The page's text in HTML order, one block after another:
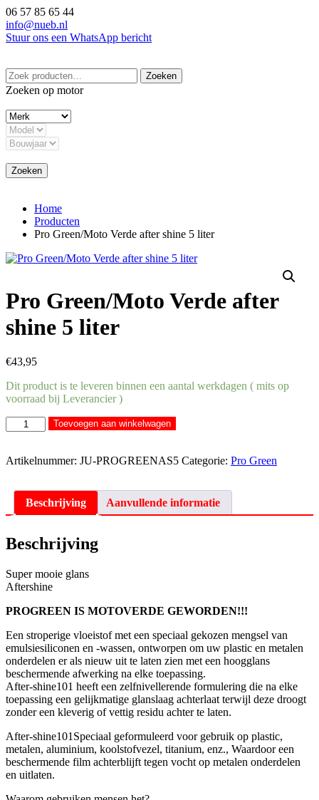
Ga
naar
de
06 57 85 65 44
info@nueb.nl
Stuur ons een WhatsApp bericht
Zoeken
naar:
Zoeken
Zoeken op motor
Zoeken
Home
Producten
Pro Green/Moto Verde after shine 5 liter
Pro Green/Moto Verde after
shine 5 liter
€43,95
Dit product is te leveren binnen een aantal werkdagen ( mits op
voorraad bij Leverancier )
Green/Moto
after
aantal
Toevoegen aan winkelwagen
Artikelnummer: JU-PROGREENAS5 Categorie: Pro Green
Beschrijving Aanvullende informatie
Beschrijving
Super mooie glans
Aftershine
PROGREEN IS MOTOVERDE GEWORDEN!!!
Een stroperige vloeistof met een speciaal gekozen mengsel van
emulsiesiliconen en -wassen, ontworpen om uw plastic en metalen
onderdelen er als nieuw uit te laten zien met een hoogglans
beschermende afwerking na elke toepassing.
After-shine101 heeft een zelfnivellerende formulering die na elke
toepassing een gelijkmatige glanslaag achterlaat terwijl deze droogt
zonder een kleverig of vettig residu achter te laten.
After-shine101Speciaal geformuleerd voor gebruik op plastic,
metalen, aluminium, koolstofvezel, titanium, enz., Waardoor een
beschermende film achterblijft tegen vocht op metalen onderdelen
en uitlaten.